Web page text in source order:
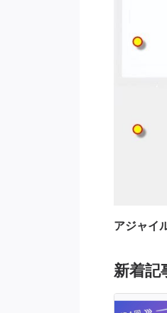
アジャイ
新着記